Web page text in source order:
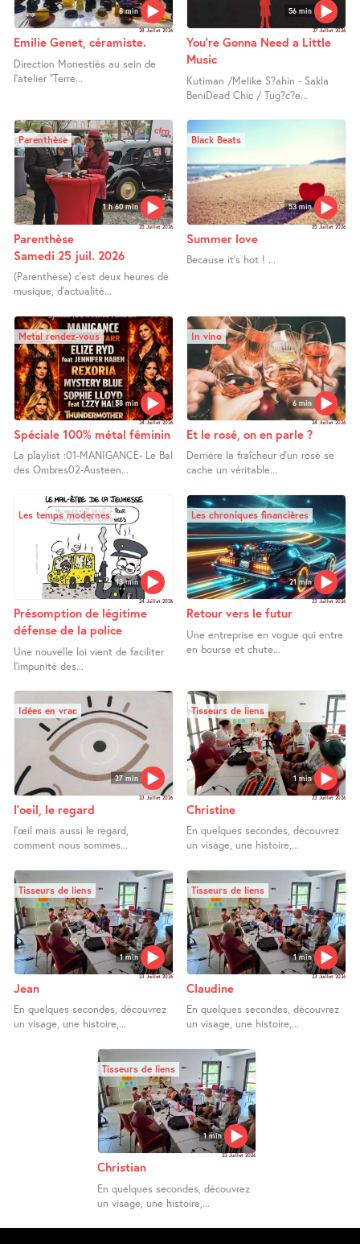
8 min
28 Juillet 2026
Emilie Genet, céramiste.
Direction Monestiés au sein de
l’atelier "Terre...
56 min
27 Juillet 2026
You’re Gonna Need a Little
Music
Kutiman /Melike S?ahin - Sakla
BeniDead Chic / Tug?c?e...
1 h 60 min
Parenthèse
25 Juillet 2026
Parenthèse
Samedi 25 juil. 2026
(Parenthèse) c’est deux heures de
musique, d’actualité...
53 min
Black Beats
25 Juillet 2026
Summer love
Because it’s hot ! ...
58 min
Metal rendez-vous
24 Juillet 2026
Spéciale 100% métal féminin
La playlist :01-MANIGANCE- Le Bal
des Ombres02-Austeen...
6 min
In vino
24 Juillet 2026
Et le rosé, on en parle ?
Derrière la fraîcheur d’un rosé se
cache un véritable...
13 min
Les temps modernes
24 Juillet 2026
Présomption de légitime
défense de la police
Une nouvelle loi vient de faciliter
l’impunité des...
21 min
Les chroniques financières
23 Juillet 2026
Retour vers le futur
Une entreprise en vogue qui entre
en bourse et chute...
27 min
Idées en vrac
23 Juillet 2026
l’oeil, le regard
l’œil mais aussi le regard,
comment nous sommes...
1 min
Tisseurs de liens
23 Juillet 2026
Christine
En quelques secondes, découvrez
un visage, une histoire,...
1 min
Tisseurs de liens
23 Juillet 2026
Jean
En quelques secondes, découvrez
un visage, une histoire,...
1 min
Tisseurs de liens
23 Juillet 2026
Claudine
En quelques secondes, découvrez
un visage, une histoire,...
1 min
Tisseurs de liens
23 Juillet 2026
Christian
En quelques secondes, découvrez
un visage, une histoire,...